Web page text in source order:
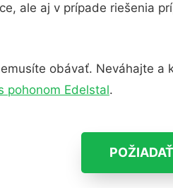
ale aj v prípade riešenia
obávať. Neváhajte
pohonom Edelstal.